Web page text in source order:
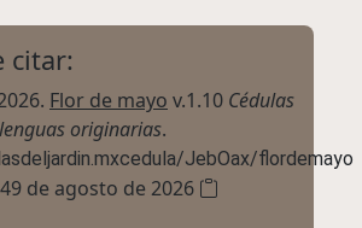
citar:
Flor de mayo v.1.10 Cédulas
originarias.
JebOax/flordemayo
de agosto de 2026